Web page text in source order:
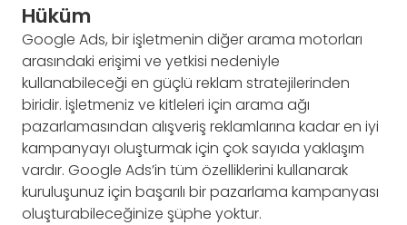
Hüküm
Google Ads, bir işletmenin diğer arama motorları
arasındaki erişimi ve yetkisi nedeniyle
kullanabileceği en güçlü reklam stratejilerinden
biridir. İşletmeniz ve kitleleri için arama ağı
pazarlamasından alışveriş reklamlarına kadar en iyi
kampanyayı oluşturmak için çok sayıda yaklaşım
vardır. Google Ads’in tüm özelliklerini kullanarak
kuruluşunuz için başarılı bir pazarlama kampanyası
oluşturabileceğinize şüphe yoktur.